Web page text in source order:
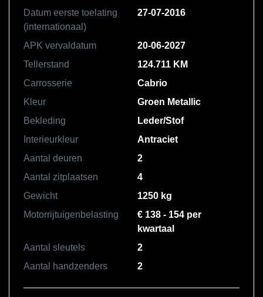
Datum eerste toelating
(internationaal)
27-07-2016
APK vervaldatum
20-06-2027
Tellerstand
124.711 KM
Carrosserie
Cabrio
Kleur
Groen Metallic
Bekleding
Leder/Stof
Interieurkleur
Antraciet
Aantal deuren
2
Aantal zitplaatsen
4
Gewicht
1250 kg
Motorrijtuigenbelasting
€ 138 - 154 per
kwartaal
Aantal sleutels
2
Aantal handzenders
2